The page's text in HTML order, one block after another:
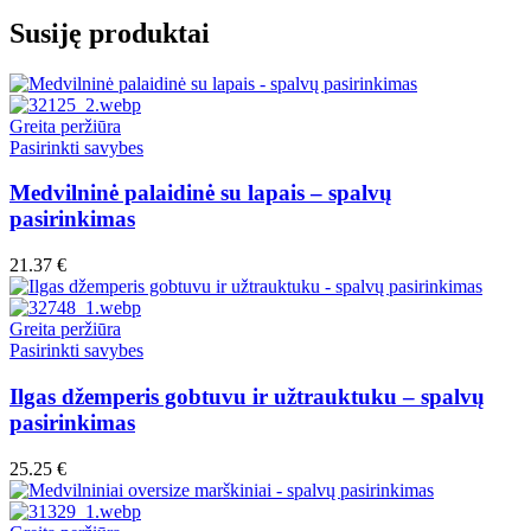
Susiję produktai
Greita peržiūra
Pasirinkti savybesThis
has
may
on
product
Medvilninė palaidinė su lapais – spalvų
pasirinkimas
21.37 €
Greita peržiūra
Pasirinkti savybesThis
has
multiple
may
Ilgas džemperis gobtuvu ir užtrauktuku – spalvų
pasirinkimas
25.25 €